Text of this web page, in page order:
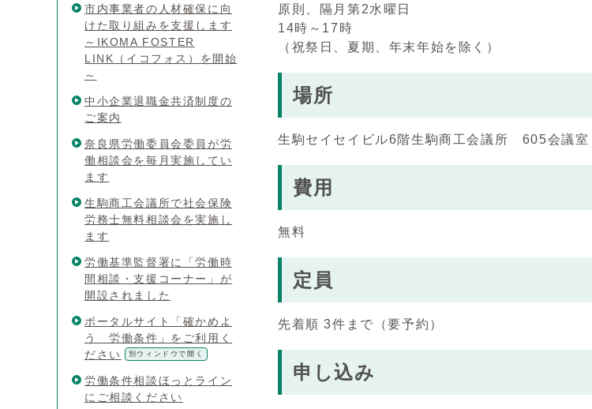
原則、隔月第2水曜日
14時～17時
（祝祭日、夏期、年末年始を除く）
場所
⽣駒セイセイビル6階⽣駒商⼯会議所 605会議室
費用
無料
定員
先着順 3件まで（要予約）
申し込み
市内事業者の人材確保に向
けた取り組みを支援します
～IKOMA FOSTER
LINK（イコフォス）を開始
～
中小企業退職金共済制度の
ご案内
奈良県労働委員会委員が労
働相談会を毎月実施してい
ます
⽣駒商⼯会議所で社会保険
労務⼠無料相談会を実施し
ます
労働基準監督署に「労働時
間相談・支援コーナー」が
開設されました
ポータルサイト「確かめよ
う 労働条件」をご利用く
ださい
別ウィンドウで開く
労働条件相談ほっとライン
にご相談ください